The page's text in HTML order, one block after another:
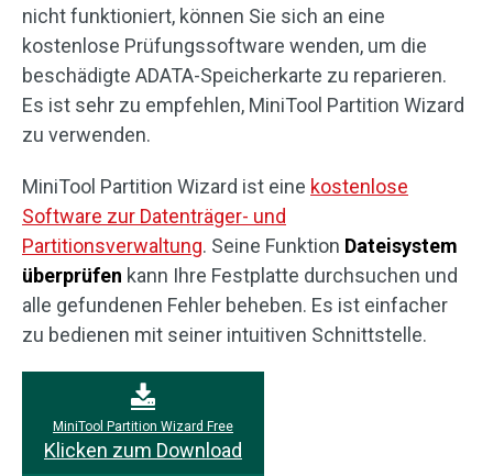
nicht funktioniert, können Sie sich an eine
kostenlose Prüfungssoftware wenden, um die
beschädigte ADATA-Speicherkarte zu reparieren.
Es ist sehr zu empfehlen, MiniTool Partition Wizard
zu verwenden.
MiniTool Partition Wizard ist eine kostenlose
Software zur Datenträger- und
Partitionsverwaltung. Seine Funktion Dateisystem
überprüfen kann Ihre Festplatte durchsuchen und
alle gefundenen Fehler beheben. Es ist einfacher
zu bedienen mit seiner intuitiven Schnittstelle.
MiniTool Partition Wizard Free
Klicken zum Download